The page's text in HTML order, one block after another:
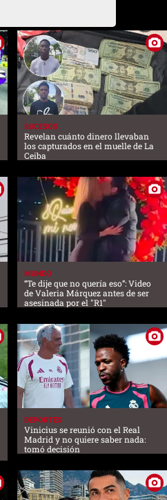
SUCESOS
Revelan cuánto dinero llevaban
los capturados en el muelle de La
Ceiba
MUNDO
“Te dije que no quería eso”: Video
de Valeria Márquez antes de ser
asesinada por el "R1"
DEPORTES
Vinicius se reunió con el Real
Madrid y no quiere saber nada:
tomó decisión